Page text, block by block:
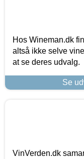
Hos Wineman.dk
altså ikke selve
at se deres udvalg.
Se
VinVerden.dk